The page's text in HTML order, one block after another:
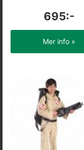
695:-
Mer info »